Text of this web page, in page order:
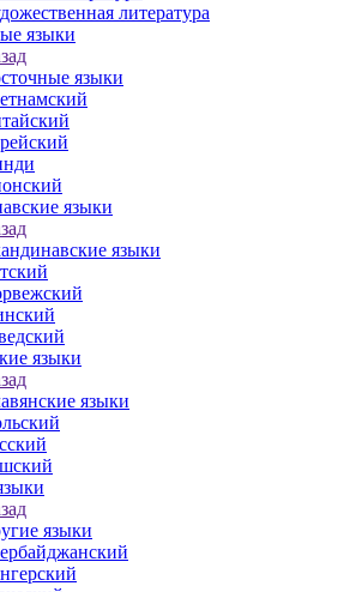
литература
языки
языки
языки
языки
языки
языки
языки